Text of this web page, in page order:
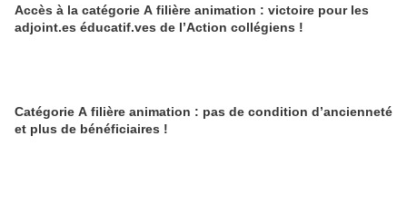
Accès à la catégorie A filière animation : victoire pour les
adjoint.es éducatif.ves de l’Action collégiens !
Catégorie A filière animation : pas de condition d’ancienneté
et plus de bénéficiaires !